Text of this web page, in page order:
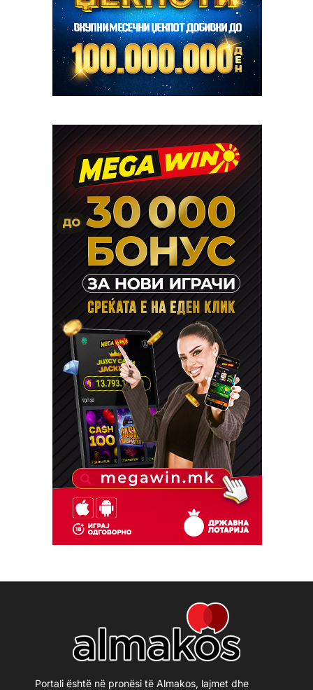
Portali është në pronësi të Almakos, lajmet dhe